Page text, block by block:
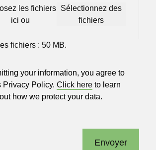
les fichiers
ici ou
Sélectionnez des
fichiers
fichiers : 50 MB.
your information, you agree to
Privacy Policy.Click here to learn
how we protect your data.
Envoyer